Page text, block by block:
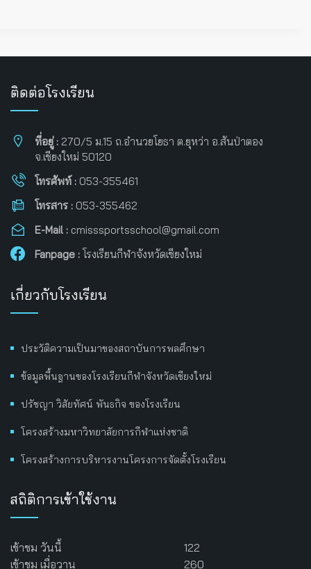
ติดต่อโรงเรียน
ที่อยู่ : 270/5 ม.15 ถ.อำนวยโยธา ต.ยุหว่า อ.สันป่าตอง
จ.เชียงใหม่ 50120
โทรศัพท์ : 053-355461
โทรสาร : 053-355462
E-Mail : cmisssportsschool@gmail.com
Fanpage : โรงเรียนกีฬาจังหวัดเชียงใหม่
เกี่ยวกับโรงเรียน
ประวัติความเป็นมาของสถาบันการพลศึกษา
ข้อมูลพื้นฐานของโรงเรียนกีฬาจังหวัดเชียงใหม่
ปรัชญา วิสัยทัศน์ พันธกิจ ของโรงเรียน
โครงสร้างมหาวิทยาลัยการกีฬาแห่งชาติ
โครงสร้างการบริหารงานโครงการจัดตั้งโรงเรียน
สถิติการเข้าใช้งาน
เข้าชม วันนี้
122
เข้าชม เมื่อวาน
260